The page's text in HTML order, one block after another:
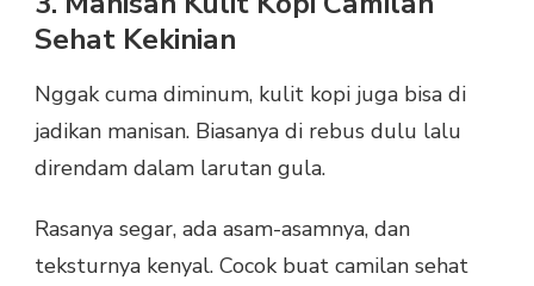
Sehat Kekinian
Nggak cuma diminum, kulit kopi juga bisa di
jadikan manisan. Biasanya di rebus dulu lalu
direndam dalam larutan gula.
Rasanya segar, ada asam-asamnya, dan
teksturnya kenyal. Cocok buat camilan sehat